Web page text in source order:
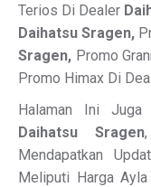
Terios Di Dealer
Daihatsu Sragen,
Sragen, Promo
Promo Himax Di
Halaman Ini
Daihatsu Sragen
Mendapatkan
Meliputi Harga